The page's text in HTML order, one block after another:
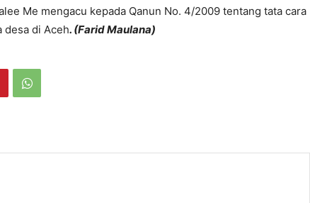
Me mengacu kepada Qanun No. 4/2009 tentang tata cara
desa di Aceh. (Farid Maulana)